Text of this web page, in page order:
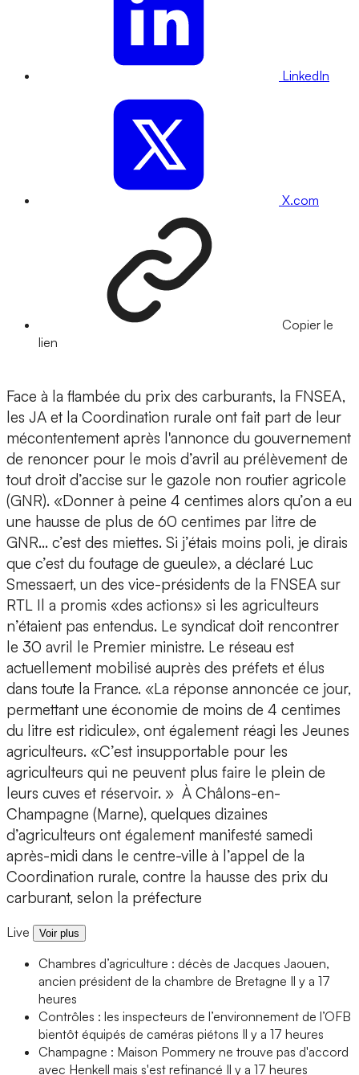
LinkedIn
X.com
Copier le
lien
Face à la flambée du prix des carburants, la FNSEA,
les JA et la Coordination rurale ont fait part de leur
mécontentement après l'annonce du gouvernement
de renoncer pour le mois d’avril au prélèvement de
tout droit d’accise sur le gazole non routier agricole
(GNR). «Donner à peine 4 centimes alors qu’on a eu
une hausse de plus de 60 centimes par litre de
GNR... c’est des miettes. Si j’étais moins poli, je dirais
que c’est du foutage de gueule», a déclaré Luc
Smessaert, un des vice-présidents de la FNSEA sur
RTL Il a promis «des actions» si les agriculteurs
n’étaient pas entendus. Le syndicat doit rencontrer
le 30 avril le Premier ministre. Le réseau est
actuellement mobilisé auprès des préfets et élus
dans toute la France. «La réponse annoncée ce jour,
permettant une économie de moins de 4 centimes
du litre est ridicule», ont également réagi les Jeunes
agriculteurs. «C’est insupportable pour les
agriculteurs qui ne peuvent plus faire le plein de
leurs cuves et réservoir. » À Châlons-en-
Champagne (Marne), quelques dizaines
d’agriculteurs ont également manifesté samedi
après-midi dans le centre-ville à l’appel de la
Coordination rurale, contre la hausse des prix du
carburant, selon la préfecture
Live Voir plus
Chambres d’agriculture : décès de Jacques Jaouen,
ancien président de la chambre de Bretagne Il y a 17
heures
Contrôles : les inspecteurs de l’environnement de l’OFB
bientôt équipés de caméras piétons Il y a 17 heures
Champagne : Maison Pommery ne trouve pas d'accord
avec Henkell mais s'est refinancé Il y a 17 heures